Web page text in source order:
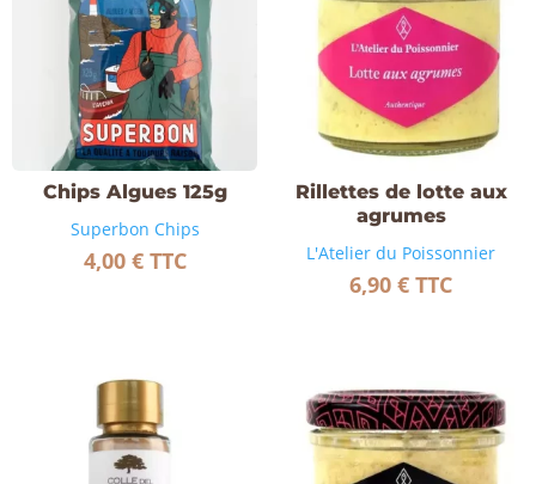
Chips Algues 125g
Superbon Chips
4,00 € TTC
Rillettes de lotte aux
agrumes
L'Atelier du Poissonnier
6,90€ TTC